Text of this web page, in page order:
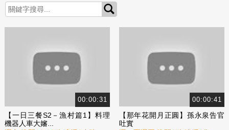
00:00:31
【一日三餐S2－漁村篇1】料理
機器人車大嬸...
00:00:41
【那年花開月正圓】孫永泉告官
吐實